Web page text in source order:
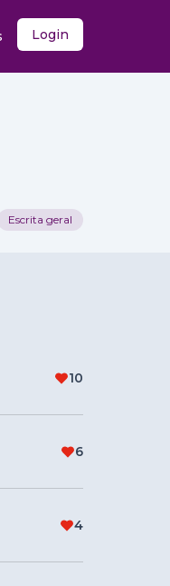
Login
Escrita geral
10
6
4